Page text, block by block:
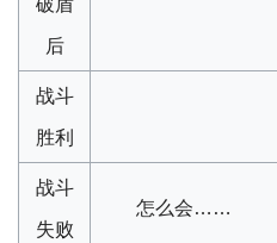
后
战斗
胜利
战斗
失败
怎么会……